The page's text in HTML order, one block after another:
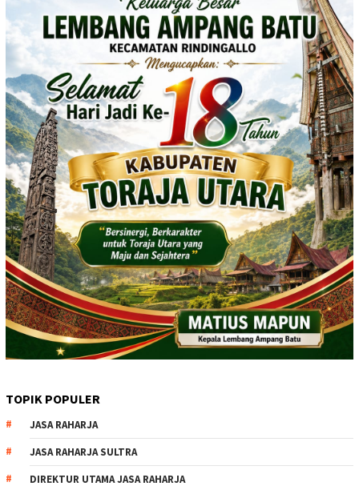
TOPIK POPULER
JASA RAHARJA
JASA RAHARJA SULTRA
DIREKTUR UTAMA JASA RAHARJA